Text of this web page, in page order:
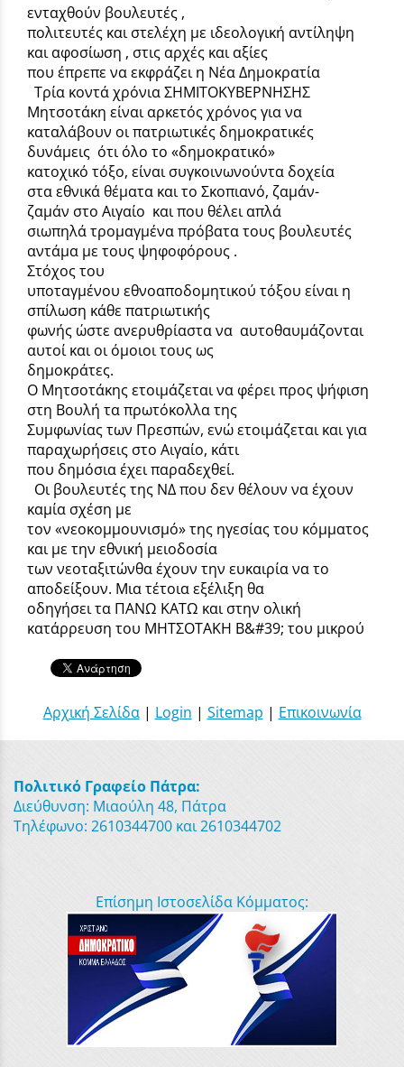
ενταχθούν βουλευτές ,
πολιτευτές και στελέχη με ιδεολογική αντίληψη
και αφοσίωση , στις αρχές και αξίες
που έπρεπε να εκφράζει η Νέα Δημοκρατία
Τρία κοντά χρόνια ΣΗΜΙΤΟΚΥΒΕΡΝΗΣΗΣ
Μητσοτάκη είναι αρκετός χρόνος για να
καταλάβουν οι πατριωτικές δημοκρατικές
δυνάμεις ότι όλο το «δημοκρατικό»
κατοχικό τόξο, είναι συγκοινωνούντα δοχεία
στα εθνικά θέματα και το Σκοπιανό, ζαμάν-
ζαμάν στο Αιγαίο και που θέλει απλά
σιωπηλά τρομαγμένα πρόβατα τους βουλευτές
αντάμα με τους ψηφοφόρους .
Στόχος του
υποταγμένου εθνοαποδομητικού τόξου είναι η
σπίλωση κάθε πατριωτικής
φωνής ώστε ανερυθρίαστα να αυτοθαυμάζονται
αυτοί και οι όμοιοι τους ως
δημοκράτες.
Ο Μητσοτάκης ετοιμάζεται να φέρει προς ψήφιση
στη Βουλή τα πρωτόκολλα της
Συμφωνίας των Πρεσπών, ενώ ετοιμάζεται και για
παραχωρήσεις στο Αιγαίο, κάτι
που δημόσια έχει παραδεχθεί.
Οι βουλευτές της ΝΔ που δεν θέλουν να έχουν
καμία σχέση με
τον «νεοκομμουνισμό» της ηγεσίας του κόμματος
και με την εθνική μειοδοσία
των νεοταξιτώνθα έχουν την ευκαιρία να το
αποδείξουν. Μια τέτοια εξέλιξη θα
οδηγήσει τα ΠΑΝΩ ΚΑΤΩ και στην ολική
κατάρρευση του ΜΗΤΣΟΤΑΚΗ Β&#39; του μικρού
Αρχική Σελίδα| Login | Sitemap | Επικοινωνία
Πολιτικό Γραφείο Πάτρα:
Διεύθυνση: Μιαούλη 48, Πάτρα
Τηλέφωνο: 2610344700 και 2610344702
Επίσημη Ιστοσελίδα Κόμματος: